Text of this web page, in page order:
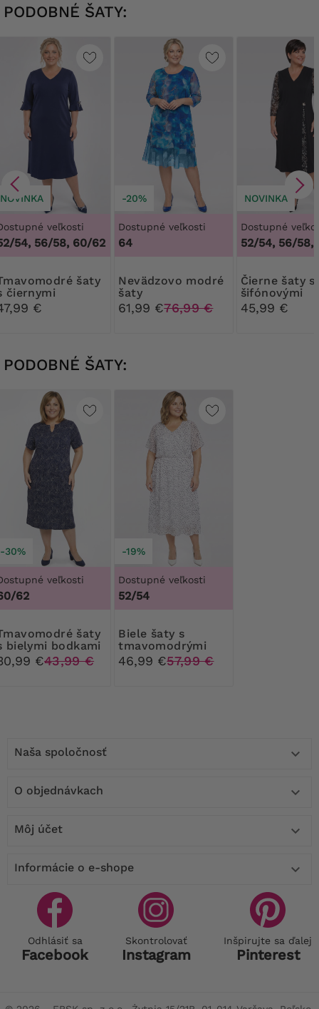
PODOBNÉ ŠATY:
NOVINKA
veľkosti
54, 56/58, 60/62
šaty
čiernymi
€
-20%
Dostupné veľkosti
64
Nevädzovo modré
šaty
61,99 €76,99 €
NOVINKA
Dostupné
52/54, 56/58,
Čierne šaty so
šifónovými
rukávmi a
bielymi
45,99 €
PODOBNÉ ŠATY:
-30%
veľkosti
62
šaty
bielymi bodkami
€43,99 €
-19%
Dostupné veľkosti
52/54
Biele šaty s
tmavomodrými
bodkami
46,99 €57,99 €
Naša spoločnosť 
O objednávkach 
Môj účet 
Informácie o e-shope 
Odhlásiť sa
Facebook
Skontrolovať
Instagram
Inšpirujte sa ďalej
Pinterest